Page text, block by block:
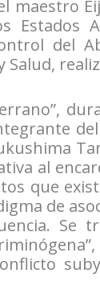
maestro
Estados
del
al
que
de
Se